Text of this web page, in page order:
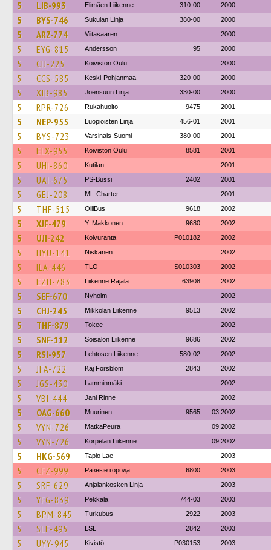
5 LIB-993 Elimäen Liikenne 310-00 2000
5 BYS-746 Sukulan Linja 380-00 2000
5 ARZ-774 Viitasaaren 2000
5 EYG-815 Andersson 95 2000
5 CIJ-225 Koiviston Oulu 2000
5 CCS-585 Keski-Pohjanmaa 320-00 2000
5 XIB-985 Joensuun Linja 330-00 2000
5 RPR-726 Rukahuolto 9475 2001
5 NEP-955 Luopioisten Linja 456-01 2001
5 BYS-723 Varsinais-Suomi 380-00 2001
5 ELX-955 Koiviston Oulu 8581 2001
5 UHI-860 Kutilan 2001
5 UAI-675 PS-Bussi 2402 2001
5 GEJ-208 ML-Charter 2001
5 THF-515 OlliBus 9618 2002
5 XJF-479 Y. Makkonen 9680 2002
5 UJI-242 Koivuranta P010182 2002
5 HYU-141 Niskanen 2002
5 ILA-446 TLO S010303 2002
5 EZH-783 Liikenne Rajala 63908 2002
5 SEF-670 Nyholm 2002
5 CHJ-245 Mikkolan Liikenne 9513 2002
5 THF-879 Tokee 2002
5 SNF-112 Soisalon Liikenne 9686 2002
5 RSI-957 Lehtosen Liikenne 580-02 2002
5 JFA-722 Kaj Forsblom 2843 2002
5 JGS-430 Lamminmäki 2002
5 VBI-444 Jani Rinne 2002
5 OAG-660 Muurinen 9565 03.2002
5 VYN-726 MatkaPeura 09.2002
5 VYN-726 Korpelan Liikenne 09.2002
5 HKG-569 Tapio Lae 2003
5 CFZ-999 Разные города 6800 2003
5 SRF-629 Anjalankosken Linja 2003
5 YFG-839 Pekkala 744-03 2003
5 BPM-845 Turkubus 2922 2003
5 SLF-495 LSL 2842 2003
5 UYY-945 Kivistö P030153 2003